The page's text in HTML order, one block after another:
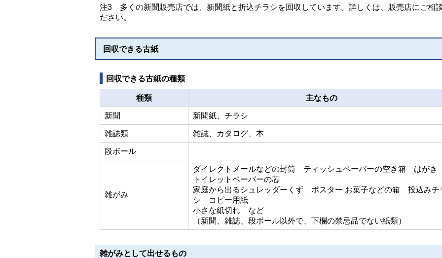
注3 多くの新聞販売店では、新聞紙と折込チラシを回収しています。詳しくは、販売店にご相
ださい。
回収できる古紙
回収できる古紙の種類
種類 主なもの
新聞 新聞紙、チラシ
雑誌類 雑誌、カタログ、本
段ボール
雑がみ
ダイレクトメールなどの封筒 ティッシュペーパーの空き箱 はが
トイレットペーパーの芯
家庭から出るシュレッダーくず ポスター お菓子などの箱 投込みチ
シ コピー用紙
小さな紙切れ など
（新聞、雑誌、段ボール以外で、下欄の禁忌品でない紙類）
雑がみとして出せるもの